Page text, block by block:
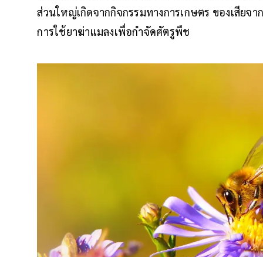
ส่วนใหญ่เกิดจากกิจกรรมทางการเกษตร ของเสียจ
การใช้ยาฆ่าแมลงเพื่อกำจัดศัตรูพืช